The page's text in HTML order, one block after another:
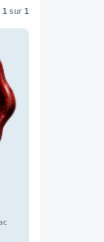
1 sur 1